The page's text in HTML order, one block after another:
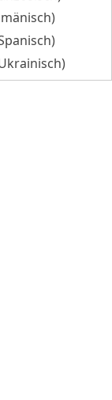
)
)
)